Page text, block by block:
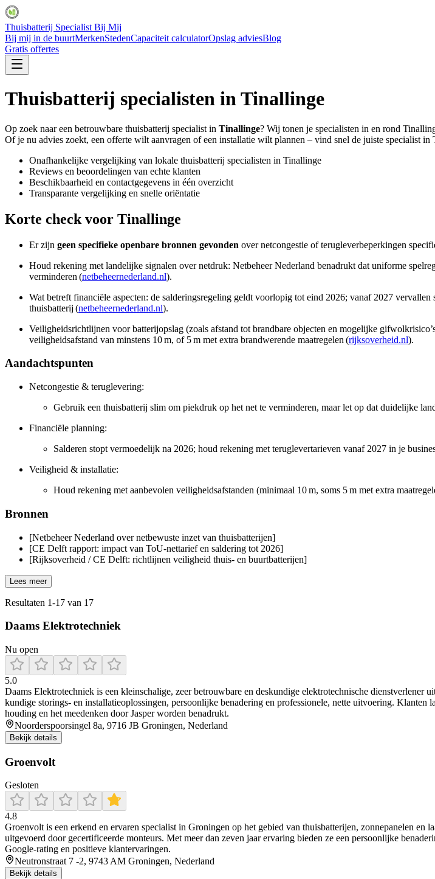
Thuisbatterij Specialist Bij Mij
Bij mij in de buurtMerkenStedenCapaciteit calculatorOpslag adviesBlog
Gratis offertes
Thuisbatterij specialisten inTinallinge
Op zoek naar een betrouwbare thuisbatterij specialist in Tinallinge? Wij tonen je specialisten in en rond
Of je nu advies zoekt, een offerte wilt aanvragen of een installatie wilt plannen – vind snel de juiste specialist in
Onafhankelijke vergelijking van lokale thuisbatterij specialisten in Tinallinge
Reviews en beoordelingen van echte klanten
Beschikbaarheid en contactgegevens in één overzicht
Transparante vergelijking en snelle oriëntatie
Korte check voor Tinallinge
Er zijn geen specifieke openbare bronnen gevonden over netcongestie of terugleverbeperkingen
Houd rekening met landelijke signalen over netdruk: Netbeheer Nederland benadrukt dat uniforme
verminderen (netbeheernederland.nl).
Wat betreft financiële aspecten: de salderingsregeling geldt voorlopig tot eind 2026; vanaf 2027
thuisbatterij (netbeheernederland.nl).
Veiligheidsrichtlijnen voor batterijopslag (zoals afstand tot brandbare objecten en mogelijke
veiligheidsafstand van minstens 10 m, of 5 m met extra brandwerende maatregelen (rijksoverheid.nl).
Aandachtspunten
Netcongestie & teruglevering:
Gebruik een thuisbatterij slim om piekdruk op het net te verminderen, maar let op dat duidelijke
Financiële planning:
Salderen stopt vermoedelijk na 2026; houd rekening met teruglevertarieven vanaf 2027 in je
Veiligheid & installatie:
Houd rekening met aanbevolen veiligheidsafstanden (minimaal 10 m, soms 5 m met extra
Bronnen
[Netbeheer Nederland over netbewuste inzet van thuisbatterijen]
[CE Delft rapport: impact van ToU-nettarief en saldering tot 2026]
[Rijksoverheid / CE Delft: richtlijnen veiligheid thuis- en buurtbatterijen]
Lees meer
Resultaten 1-17 van 17
Daams Elektrotechniek
Nu open
5.0
Daams Elektrotechniek is een kleinschalige, zeer betrouwbare en deskundige elektrotechnische
kundige storings‑ en installatieoplossingen, persoonlijke benadering en professionele, nette uitvoering.
houding en het meedenken door Jasper worden benadrukt.
Noorderspoorsingel 8a, 9716 JB Groningen, Nederland
Bekijk details
Groenvolt
Gesloten
4.8
Groenvolt is een erkend en ervaren specialist in Groningen op het gebied van thuisbatterijen, zonnepanelen
uitgevoerd door gecertificeerde monteurs. Met meer dan zeven jaar ervaring bieden ze een persoonlijke
Google-rating en positieve klantervaringen.
Neutronstraat 7 -2, 9743 AM Groningen, Nederland
Bekijk details